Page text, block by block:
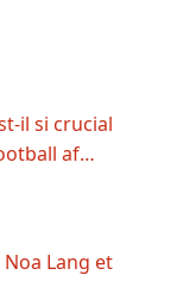
il si crucial
af…
Lang et